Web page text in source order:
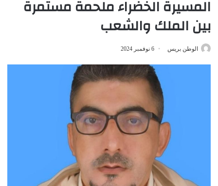
المسيرة الخضراء ملحمة مستمرة
بين الملك والشعب
الوطن بريس 6 نوفمبر 2024